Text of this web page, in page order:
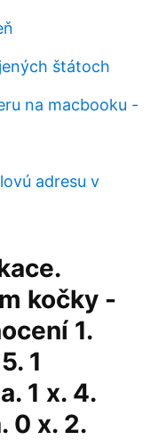
štátoch
na macbooku -
adresu v
kočky -
1.
1
1 x. 4.
0 x. 2.